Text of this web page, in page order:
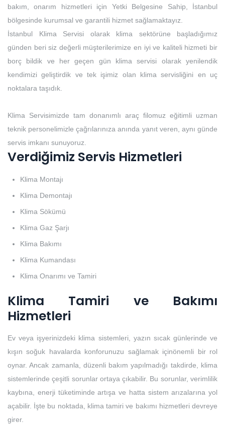
bakım, onarım hizmetleri için Yetki Belgesine Sahip, İstanbul
bölgesinde kurumsal ve garantili hizmet sağlamaktayız.
İstanbul Klima Servisi olarak klima sektörüne başladığımız
günden beri siz değerli müşterilerimize en iyi ve kaliteli hizmeti bir
borç bildik ve her geçen gün klima servisi olarak yenilendik
kendimizi geliştirdik ve tek işimiz olan klima servisliğini en uç
noktalara taşıdık.
Klima Servisimizde tam donanımlı araç filomuz eğitimli uzman
teknik personelimizle çağrılarınıza anında yanıt veren, aynı günde
servis imkanı sunuyoruz.
Verdiğimiz Servis Hizmetleri
Klima Montajı
Klima Demontajı
Klima Sökümü
Klima Gaz Şarjı
Klima Bakımı
Klima Kumandası
Klima Onarımı ve Tamiri
Klima Tamiri ve Bakımı
Hizmetleri
Ev veya işyerinizdeki klima sistemleri, yazın sıcak günlerinde ve
kışın soğuk havalarda konforunuzu sağlamak içinönemli bir rol
oynar. Ancak zamanla, düzenli bakım yapılmadığı takdirde, klima
sistemlerinde çeşitli sorunlar ortaya çıkabilir. Bu sorunlar, verimlilik
kaybına, enerji tüketiminde artışa ve hatta sistem arızalarına yol
açabilir. İşte bu noktada, klima tamiri ve bakımı hizmetleri devreye
girer.